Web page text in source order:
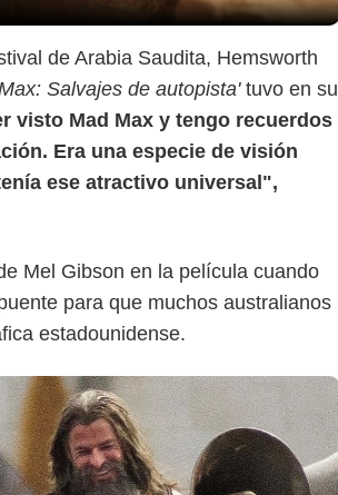
de Arabia Saudita, Hemsworth
Salvajes de autopista'tuvo en su
visto Mad Max y tengo recuerdos
Era una especie de visión
ese atractivo universal",
Mel Gibson en la película cuando
para que muchos australianos
estadounidense.